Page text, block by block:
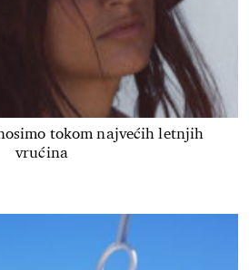
tokom najvećih letnjih
vrućina